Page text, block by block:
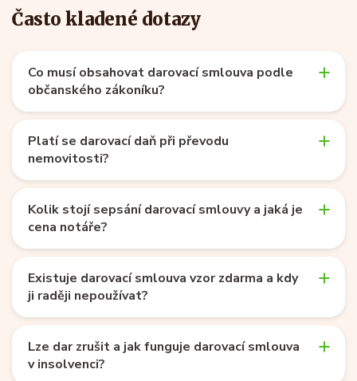
Často kladené dotazy
Co musí obsahovat darovací smlouva podle
občanského zákoníku?
Platí se darovací daň při převodu
nemovitosti?
Kolik stojí sepsání darovací smlouvy a jaká je
cena notáře?
Existuje darovací smlouva vzor zdarma a kdy
ji raději nepoužívat?
Lze dar zrušit a jak funguje darovací smlouva
v insolvenci?